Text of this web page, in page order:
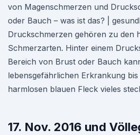
von Magenschmerzen und
oder Bauch – was ist das? |
Druckschmerzen gehören zu den
Schmerzarten. Hinter einem
Bereich von Brust oder Bauch
lebensgefährlichen Erkrankung bis
harmlosen blauen Fleck vieles
17. Nov. 2016 und